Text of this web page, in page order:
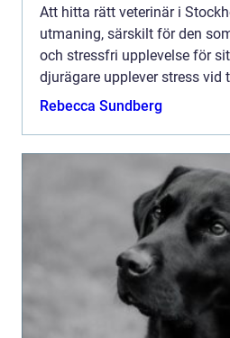
Att hitta rätt veterinär i
utmaning, särskilt för den
och stressfri upplevelse för
djurägare upplever stress vid
transportera ...
Rebecca Sundberg